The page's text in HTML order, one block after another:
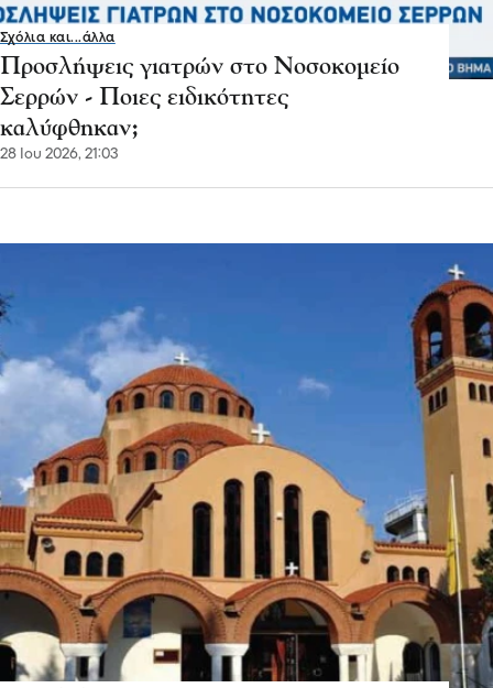
Δωρεά ενός υπερσύγχρονου καρδιακού
Μητρόπολη Σερρών στο Γεν.
Νοσοκομείο Σερρών
24 Ιου 2026, 19:06